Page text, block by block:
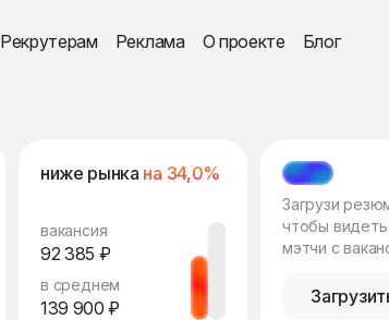
Рекрутерам Реклама О проекте Блог
ниже рынка на 34,0%
вакансия
92 385 ₽
в среднем
139 900 ₽
МЭТЧ
Загрузи
чтобы видеть
мэтчи с